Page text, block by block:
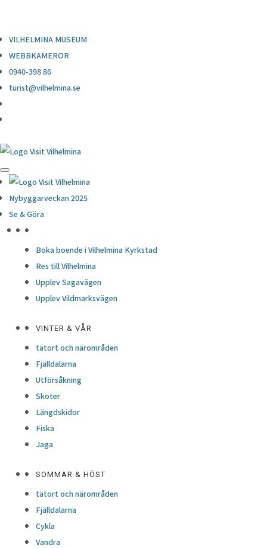
VILHELMINA MUSEUM
WEBBKAMEROR
0940-398 86
turist@vilhelmina.se
Nybyggarveckan 2025
Se & Göra
Boka boende i Vilhelmina Kyrkstad
Res till Vilhelmina
Upplev Sagavägen
Upplev Vildmarksvägen
VINTER & VÅR
tätort och närområden
Fjälldalarna
Utförsåkning
Skoter
Längdskidor
Fiska
Jaga
SOMMAR & HÖST
tätort och närområden
Fjälldalarna
Cykla
Vandra